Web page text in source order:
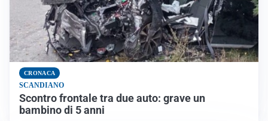
CRONACA
SCANDIANO
Scontro frontale tra due auto: grave un
bambino di 5 anni